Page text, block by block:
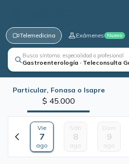
Telemedicina Exámenes Nuevo
Busca síntoma, especialidad o profesional
Gastroenterología · Teleconsulta
Particular, Fonasa o Isapre
$ 45.000
Vie
7
ago
Sáb
8
ago
Dom
9
ago